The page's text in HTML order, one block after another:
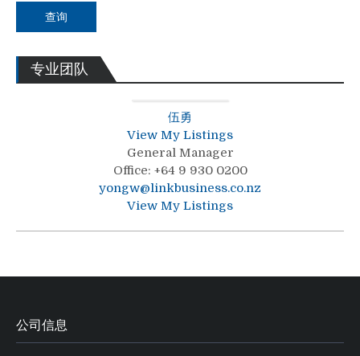
查询
专业团队
伍勇
View My Listings
General Manager
Office: +64 9 930 0200
yongw@linkbusiness.co.nz
View My Listings
公司信息